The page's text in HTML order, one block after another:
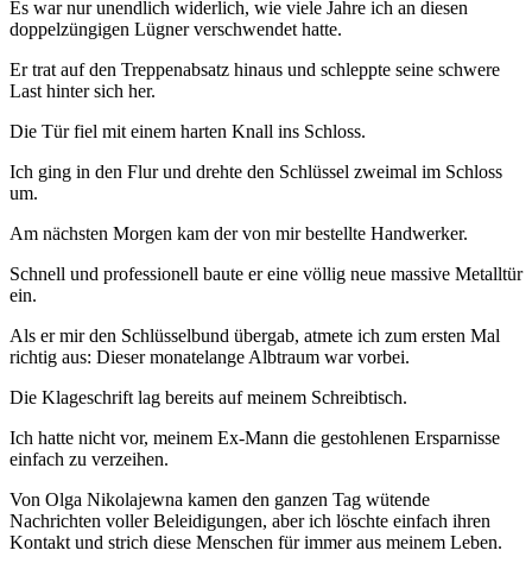
Es war nur unendlich widerlich, wie viele Jahre ich an diesen
doppelzüngigen Lügner verschwendet hatte.
Er trat auf den Treppenabsatz hinaus und schleppte seine schwere
Last hinter sich her.
Die Tür fiel mit einem harten Knall ins Schloss.
Ich ging in den Flur und drehte den Schlüssel zweimal im Schloss
um.
Am nächsten Morgen kam der von mir bestellte Handwerker.
Schnell und professionell baute er eine völlig neue massive Metalltür
ein.
Als er mir den Schlüsselbund übergab, atmete ich zum ersten Mal
richtig aus: Dieser monatelange Albtraum war vorbei.
Die Klageschrift lag bereits auf meinem Schreibtisch.
Ich hatte nicht vor, meinem Ex-Mann die gestohlenen Ersparnisse
einfach zu verzeihen.
Von Olga Nikolajewna kamen den ganzen Tag wütende
Nachrichten voller Beleidigungen, aber ich löschte einfach ihren
Kontakt und strich diese Menschen für immer aus meinem Leben.